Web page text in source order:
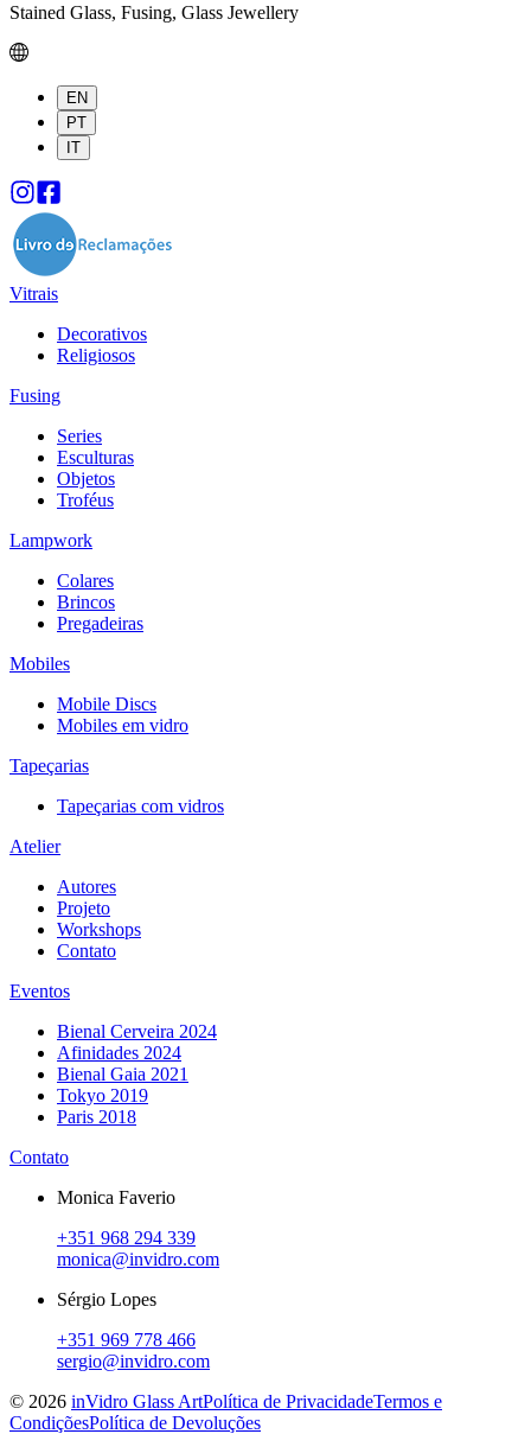
Stained Glass, Fusing, Glass Jewellery
EN
PT
IT
Vitrais
Decorativos
Religiosos
Fusing
Series
Esculturas
Objetos
Troféus
Lampwork
Colares
Brincos
Pregadeiras
Mobiles
Mobile Discs
Mobiles em vidro
Tapeçarias
Tapeçarias com vidros
Atelier
Autores
Projeto
Workshops
Contato
Eventos
Bienal Cerveira 2024
Afinidades 2024
Bienal Gaia 2021
Tokyo 2019
Paris 2018
Contato
Monica Faverio
+351 968 294 339
monica@invidro.com
Sérgio Lopes
+351 969 778 466
sergio@invidro.com
© 2026 inVidro Glass ArtPolítica de PrivacidadeTermos e
CondiçõesPolítica de Devoluções